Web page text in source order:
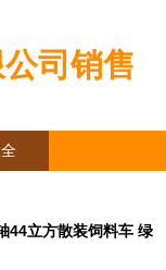
司销售
44立方散装饲料车 绿